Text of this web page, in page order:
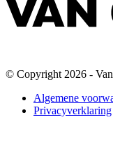
© Copyright 2026 -
Algemene
Privacyverklaring